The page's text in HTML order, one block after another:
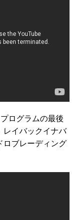
ログラムの最後
レイバックイナバ
ロブレーディング